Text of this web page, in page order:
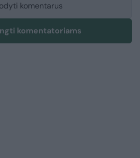
komentarus
komentatoriams